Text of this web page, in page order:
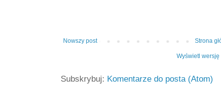
Nowszy post Strona
Wyświetl
Subskrybuj: Komentarze do posta (Atom)